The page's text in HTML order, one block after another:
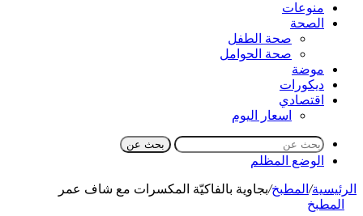
منوعات
الصحة
صحة الطفل
صحة الحوامل
موضة
ديكورات
اقتصادي
اسعار اليوم
بحث عن
الوضع المظلم
الرئيسية/ المطبخ/بجاوية بالفاكيّة المكسرات مع شاف عمر
المطبخ